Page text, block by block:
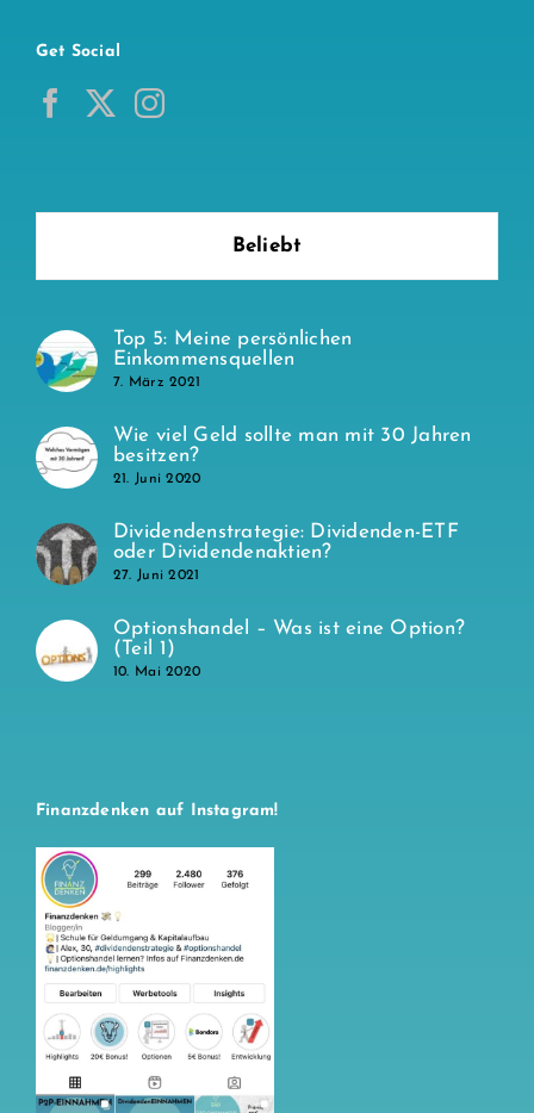
Get Social
Beliebt
Top 5: Meine persönlichen
Einkommensquellen
7. März 2021
Wie viel Geld sollte man mit 30 Jahren
besitzen?
21. Juni 2020
Dividendenstrategie: Dividenden-ETF
oder Dividendenaktien?
27. Juni 2021
Optionshandel – Was ist eine Option?
(Teil 1)
10. Mai 2020
Finanzdenken auf Instagram!